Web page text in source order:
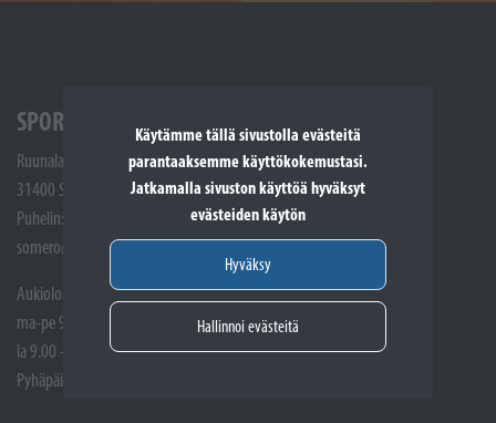
Käytämme tällä sivustolla evästeitä
parantaaksemme käyttökokemustasi.
Jatkamalla sivuston käyttöä hyväksyt
evästeiden käytön
Hyväksy
Hallinnoi evästeitä
SPORTTIKONE SOMERO
Ruunalantie 5
31400 Somero
Puhelin: (02) 748 9300
somero@sporttikone.fi
Aukioloajat
ma-pe 9.00 - 17.00
la 9.00 - 14.00
Pyhäpäivät suljettuna